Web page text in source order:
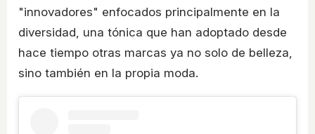
"innovadores" enfocados principalmente en la
diversidad, una tónica que han adoptado desde
hace tiempo otras marcas ya no solo de belleza,
sino también en la propia moda.